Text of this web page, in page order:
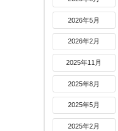
2026年5月
2026年2月
2025年11月
2025年8月
2025年5月
2025年2月